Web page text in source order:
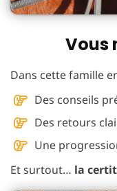
Vous
Dans cette famille
Des conseils
Des retours
Une
Et surtout… la